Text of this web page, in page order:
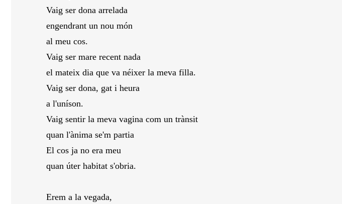
Vaig ser dona arrelada
engendrant un nou món
al meu cos.
Vaig ser mare recent nada
el mateix dia que va néixer la meva filla.
Vaig ser dona, gat i heura
a l'uníson.
Vaig sentir la meva vagina com un trànsit
quan l'ànima se'm partia
El cos ja no era meu
quan úter habitat s'obria.
Erem a la vegada,